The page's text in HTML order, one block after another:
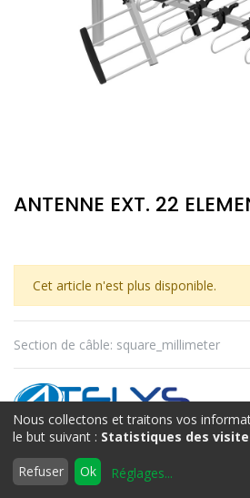
Accueil Rechercher
ANTENNE EXT. 22
Cet article n'est plus disponible.
Section de câble: square_millimeter
ATELYS
Termes et conditions
Nous collectons et traitons vos
le but suivant : Statistiques des
Refuser Ok Réglages...